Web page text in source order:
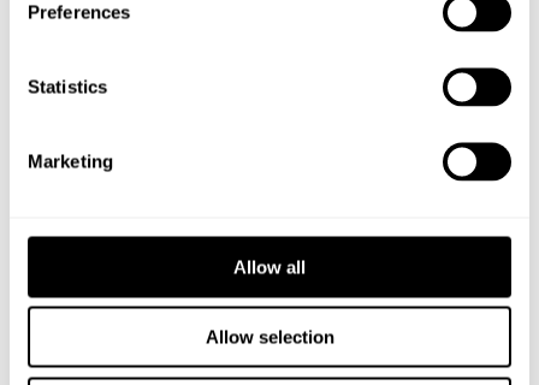
Preferences
Statistics
Marketing
Allow all
Allow selection
Exkl moms.
Begär offert för större volymer